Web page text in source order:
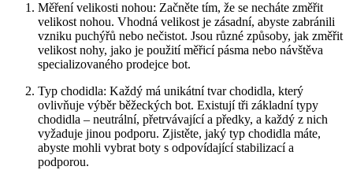
Měření velikosti nohou: Začněte tím, že se necháte změřit
velikost nohou. Vhodná velikost je zásadní, abyste zabránili
vzniku puchýřů nebo nečistot. Jsou různé způsoby, jak změřit
velikost nohy, jako je použití měřicí pásma nebo návštěva
specializovaného prodejce bot.
Typ chodidla: Každý má unikátní tvar chodidla, který
ovlivňuje výběr běžeckých bot. Existují tři základní typy
chodidla – neutrální, přetrvávající a předky, a každý z nich
vyžaduje jinou podporu. Zjistěte, jaký typ chodidla máte,
abyste mohli vybrat boty s odpovídající stabilizací a
podporou.